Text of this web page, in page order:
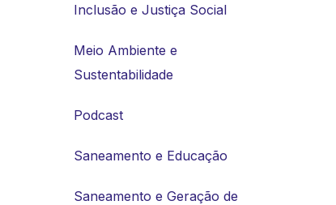
Inclusão e Justiça Social
Meio Ambiente e
Sustentabilidade
Podcast
Saneamento e Educação
Saneamento e Geração de